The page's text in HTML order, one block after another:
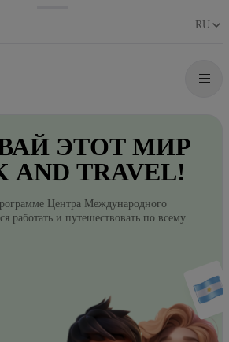
RU
ЭТОТ МИР
AND TRAVEL!
Центра Международного
работать и путешествовать по всему